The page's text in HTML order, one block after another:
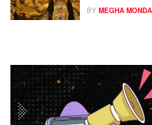
BY MEGHA